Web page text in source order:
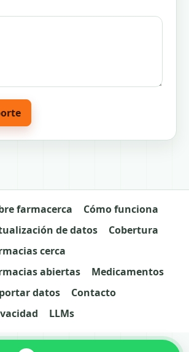
farmacerca
Cómo funciona
de datos
Cobertura
cerca
abiertas
Medicamentos
datos
Contacto
LLMs